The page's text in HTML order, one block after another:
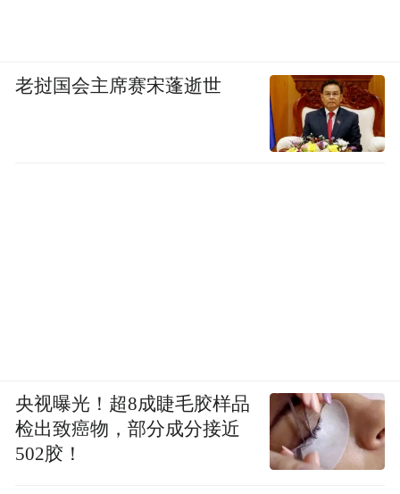
老挝国会主席赛宋蓬逝世
央视曝光！超8成睫毛胶样品
检出致癌物，部分成分接近
502胶！